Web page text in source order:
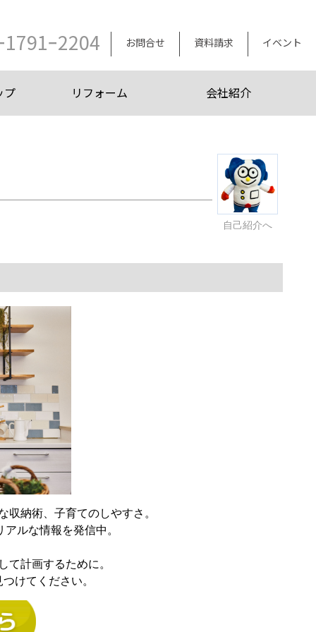
ｰ2204 お問合せ 資料請求 イベント
プ リフォーム 会社紹介
自己紹介へ
納術、子育てのしやすさ。
ルな情報を発信中。
て計画するために。
けてください。